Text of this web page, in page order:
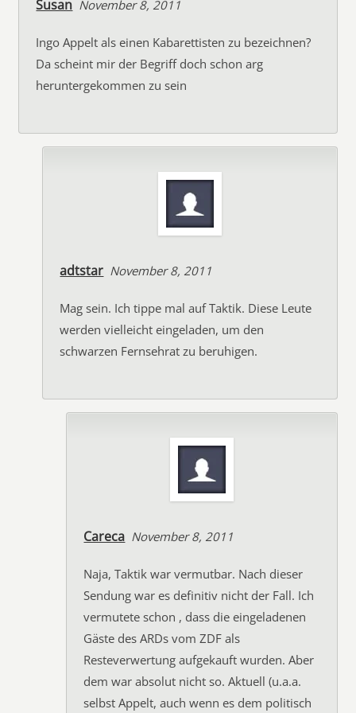
Susan November 8, 2011
Ingo Appelt als einen Kabarettisten zu bezeichnen?
Da scheint mir der Begriff doch schon arg
heruntergekommen zu sein
adtstar November 8, 2011
Mag sein. Ich tippe mal auf Taktik. Diese Leute
werden vielleicht eingeladen, um den
schwarzen Fernsehrat zu beruhigen.
Careca November 8, 2011
Naja, Taktik war vermutbar. Nach dieser
Sendung war es definitiv nicht der Fall. Ich
vermutete schon , dass die eingeladenen
Gäste des ARDs vom ZDF als
Resteverwertung aufgekauft wurden. Aber
dem war absolut nicht so. Aktuell (u.a.a.
selbst Appelt, auch wenn es dem politisch